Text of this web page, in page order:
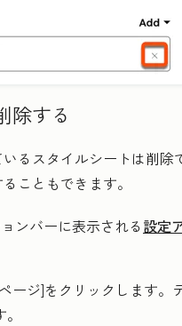
除する
るスタイルシートは削除
こともできます。
ンバーに表示される設定
ページ]をクリックします。